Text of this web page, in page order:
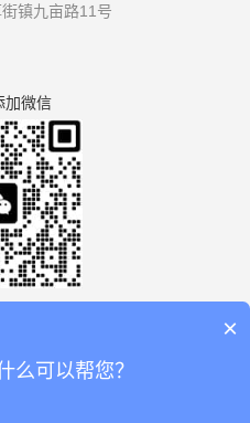
镇九亩路11号
加微信
×
么可以帮您？